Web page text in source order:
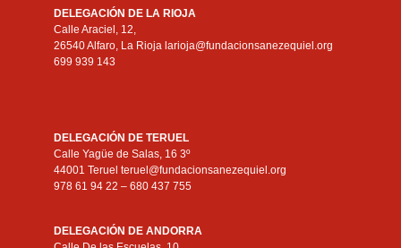
DELEGACIÓN DE LA RIOJA
Calle Araciel, 12,
26540 Alfaro, La Rioja larioja@fundacionsanezequiel.org
699 939 143
DELEGACIÓN DE TERUEL
Calle Yagüe de Salas, 16 3º
44001 Teruel teruel@fundacionsanezequiel.org
978 61 94 22 – 680 437 755
DELEGACIÓN DE ANDORRA